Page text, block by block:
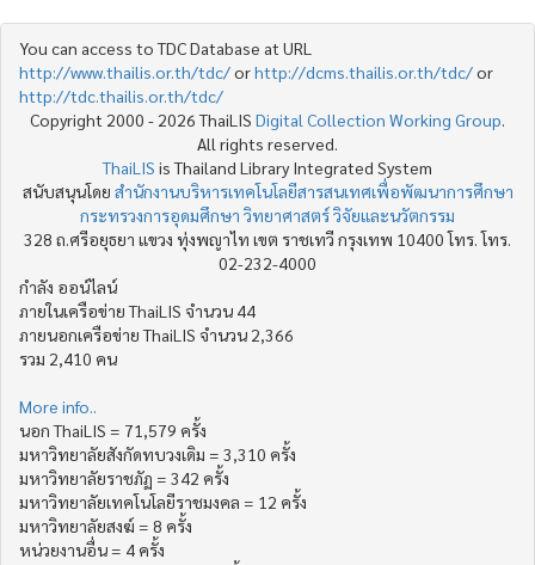
You can access to TDC Database at URL
http://www.thailis.or.th/tdc/orhttp://dcms.thailis.or.th/tdc/or
http://tdc.thailis.or.th/tdc/
Copyright 2000 - 2026 ThaiLIS Digital Collection Working Group.
All rights reserved.
ThaiLIS is Thailand Library Integrated System
สนับสนุนโดย สำนักงานบริหารเทคโนโลยีสารสนเทศเพื่อพัฒนาการศึกษา
กระทรวงการอุดมศึกษา วิทยาศาสตร์ วิจัยและนวัตกรรม
328 ถ.ศรีอยุธยา แขวง ทุ่งพญาไท เขต ราชเทวี กรุงเทพ 10400 โทร. โทร.
02-232-4000
กำลัง ออน์ไลน์
ภายในเครือข่าย ThaiLIS จำนวน 44
ภายนอกเครือข่าย ThaiLIS จำนวน 2,366
รวม 2,410 คน
More info..
นอก ThaiLIS = 71,579 ครั้ง
มหาวิทยาลัยสังกัดทบวงเดิม = 3,310 ครั้ง
มหาวิทยาลัยราชภัฏ = 342 ครั้ง
มหาวิทยาลัยเทคโนโลยีราชมงคล = 12 ครั้ง
มหาวิทยาลัยสงฆ์ = 8 ครั้ง
หน่วยงานอื่น = 4 ครั้ง